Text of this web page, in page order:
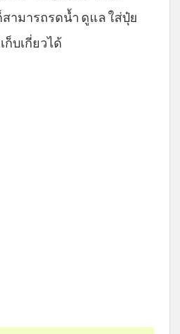
ามารถรดน้ำ ดูแล ใส่ปุ๋ย
ก็บเกี่ยวได้